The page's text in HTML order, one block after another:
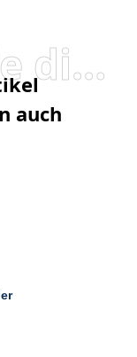
Besucher, die diesen Artikel angesehen haben, haben auch angesehen
auch